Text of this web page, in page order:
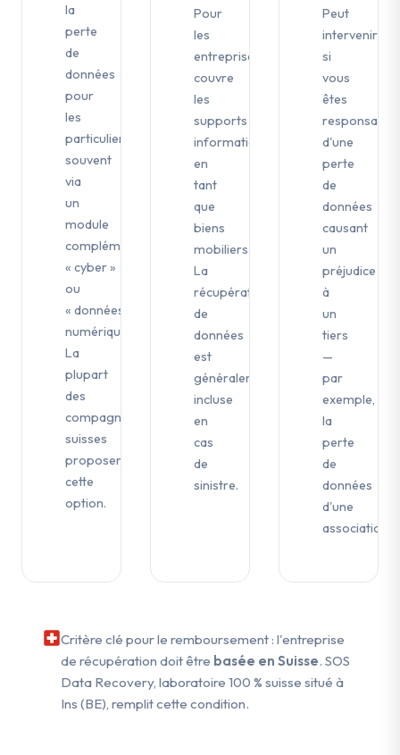
la
perte
de
données
pour
les
particuliers,
souvent
via
un
module
complémentaire
« cyber »
ou
« données
numériques ».
La
plupart
des
compagnies
suisses
proposent
cette
option.
Pour
les
entreprises,
couvre
les
supports
informatiques
en
tant
que
biens
mobiliers.
La
récupération
de
données
est
généralement
incluse
en
cas
de
sinistre.
Peut
intervenir
si
vous
êtes
responsable
d'une
perte
de
données
causant
un
préjudice
à
un
tiers
—
par
exemple,
la
perte
de
données
d'une
association.
Critère clé pour le remboursement : l'entreprise
de récupération doit être basée en Suisse. SOS
Data Recovery, laboratoire 100 % suisse situé à
Ins (BE), remplit cette condition.